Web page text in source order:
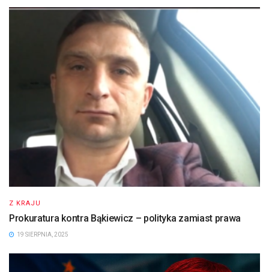
Z KRAJU
Prokuratura kontra Bąkiewicz – polityka zamiast prawa
19 SIERPNIA, 2025